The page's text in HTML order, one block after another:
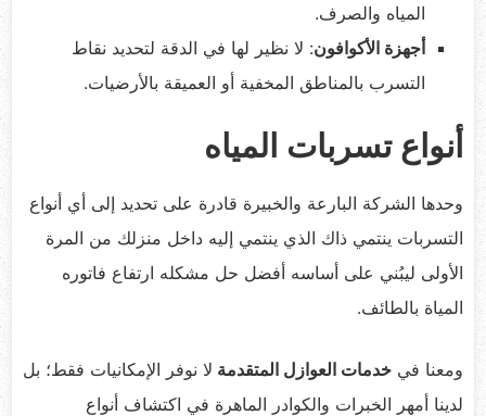
المياه والصرف.
أجهزة الأكوافون: لا نظير لها في الدقة لتحديد نقاط
التسرب بالمناطق المخفية أو العميقة بالأرضيات.
أنواع تسربات المياه
وحدها الشركة البارعة والخبيرة قادرة على تحديد إلى أي أنواع
التسربات ينتمي ذاك الذي ينتمي إليه داخل منزلك من المرة
الأولى ليبُني على أساسه أفضل حل مشكله ارتفاع فاتوره
المياة بالطائف.
ومعنا في خدمات العوازل المتقدمة لا نوفر الإمكانيات فقط؛ بل
لدينا أمهر الخبرات والكوادر الماهرة في اكتشاف أنواع